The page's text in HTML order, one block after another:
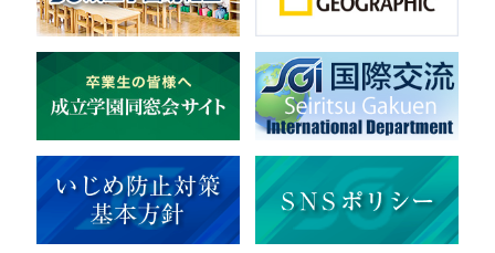
美術
マルチメディア
ライフワーク
新日本芸能
宇宙探究
赤門倶楽部